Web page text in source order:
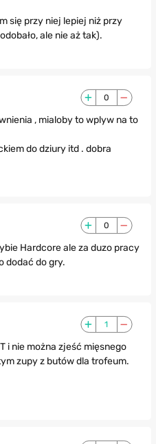
się przy niej lepiej niż przy
ale nie aż tak).
0
, mialoby to wplyw na to
do dziury itd . dobra
0
Hardcore ale za duzo pracy
dodać do gry.
1
i nie można zjeść mięsnego
zupy z butów dla trofeum.